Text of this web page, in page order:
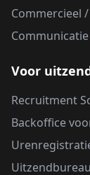
Commercieel
Communicatie
Voor
Recruitment
Backoffice